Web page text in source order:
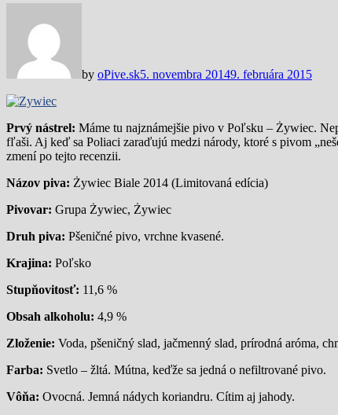
by oPive.sk5. novembra 20149. februára 2015
Prvý nástrel: Máme tu najznámejšie pivo v Poľsku – Żywiec.
fľaši. Aj keď sa Poliaci zaraďujú medzi národy, ktoré s pivom
zmení po tejto recenzii.
Názov piva: Żywiec Biale 2014 (Limitovaná edícia)
Pivovar: Grupa Żywiec, Żywiec
Druh piva: Pšeničné pivo, vrchne kvasené.
Krajina: Poľsko
Stupňovitosť: 11,6 %
Obsah alkoholu: 4,9 %
Zloženie: Voda, pšeničný slad, jačmenný slad, prírodná aróma,
Farba: Svetlo – žltá. Mútna, keďže sa jedná o nefiltrované pivo.
Vôňa: Ovocná. Jemná nádych koriandru. Cítim aj jahody.